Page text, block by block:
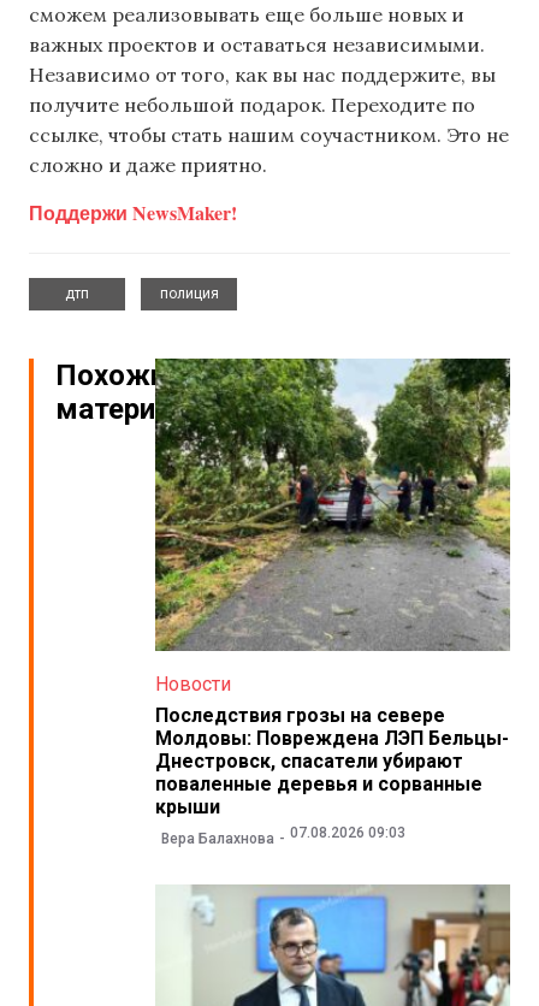
сможем реализовывать еще больше новых и
важных проектов и оставаться независимыми.
Независимо от того, как вы нас поддержите, вы
получите небольшой подарок. Переходите по
ссылке, чтобы стать нашим соучастником. Это не
сложно и даже приятно.
Поддержи NewsMaker!
дтп
полиция
Похожие
материалы
Новости
Последствия грозы на севере
Молдовы: Повреждена ЛЭП Бельцы-
Днестровск, спасатели убирают
поваленные деревья и сорванные
крыши
Вера Балахнова 07.08.2026 09:03